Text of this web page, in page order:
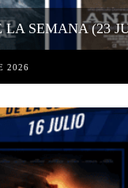
LA SEMANA (23
2026